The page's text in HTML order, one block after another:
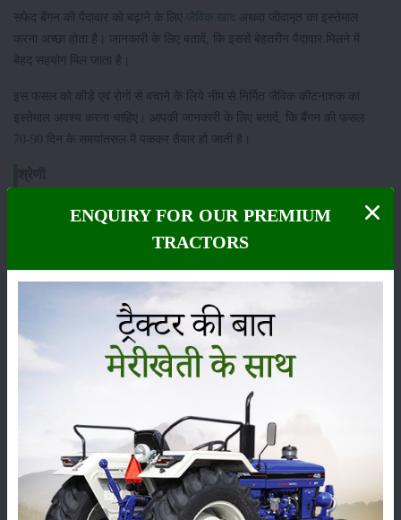
सफेद बैंगन की पैदावार को बढ़ाने के लिए जैविक खाद अथवा जीवामृत का इस्तेमाल
करना अच्छा होता है। जानकारी के लिए बतादें, कि इससे बेहतरीन पैदावार मिलने में
बेहद सहयोग मिल जाता है।
इस फसल को कीड़े एवं रोगों से बचाने के लिये नीम से निर्मित जैविक कीटनाशक का
इस्तेमाल अवश्य करना चाहिए। आपकी जानकारी के लिए बतादें, कि बैंगन की फसल
70-90 दिन के समयांतराल में पककर तैयार हो जाती है।
फसल भंडारण
कृषि यंत्र समाचार
ENQUIRY FOR OUR PREMIUM
TRACTORS